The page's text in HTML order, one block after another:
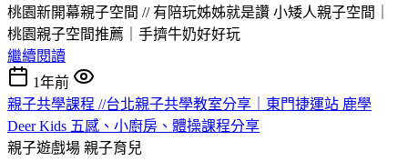
桃園新開幕親子空間 // 有陪玩姊姊就是讚 小矮人親子空間｜
桃園親子空間推薦｜手擠牛奶好好玩
繼續閱讀
1年前
親子共學課程 //台北親子共學教室分享｜東門捷運站 鹿學
Deer Kids 五感、小廚房、體操課程分享
親子遊戲場 親子育兒